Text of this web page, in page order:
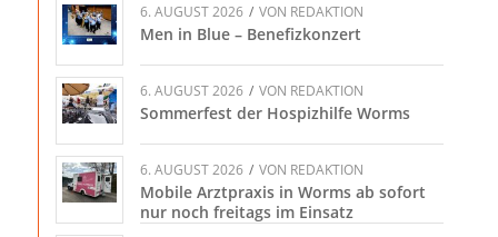
6. AUGUST 2026 / VON REDAKTION
Men in Blue – Benefizkonzert
6. AUGUST 2026 / VON REDAKTION
Sommerfest der Hospizhilfe Worms
6. AUGUST 2026 / VON REDAKTION
Mobile Arztpraxis in Worms ab sofort
nur noch freitags im Einsatz